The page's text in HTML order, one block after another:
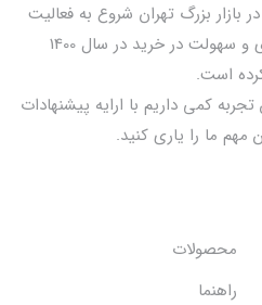
مجموعه wise-mf در سال 1392 در بازار بزرگ تهران شروع به فعالیت
نموده و در راستای تکریم مشتری و سهولت در خرید در سال 1400
است.
کمی داریم با ارایه پیشنهادات
ما را یاری کنید.
محصولات
راهنما